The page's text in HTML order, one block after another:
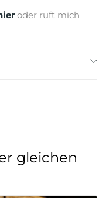
oder ruft mich
gleichen